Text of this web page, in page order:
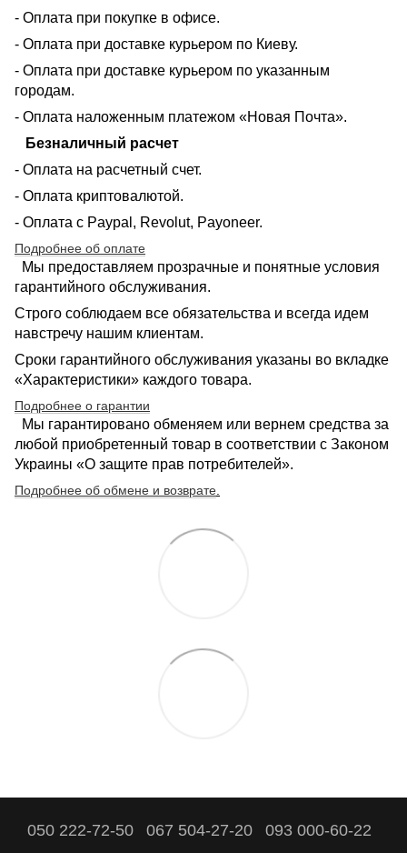
- Оплата при покупке в офисе.
- Оплата при доставке курьером по Киеву.
- Оплата при доставке курьером по указанным
городам.
- Оплата наложенным платежом «Новая Почта».
Безналичный расчет
- Оплата на расчетный счет.
- Оплата криптовалютой.
- Оплата с Paypal, Revolut, Payoneer.
Подробнее об оплате
Мы предоставляем прозрачные и понятные условия
гарантийного обслуживания.
Строго соблюдаем все обязательства и всегда идем
навстречу нашим клиентам.
Сроки гарантийного обслуживания указаны во вкладке
«Характеристики» каждого товара.
Подробнее о гарантии
Мы гарантировано обменяем или вернем средства за
любой приобретенный товар в соответствии с Законом
Украины «О защите прав потребителей».
Подробнее об обмене и возврате
050 222-72-50 067 504-27-20 093 000-60-22